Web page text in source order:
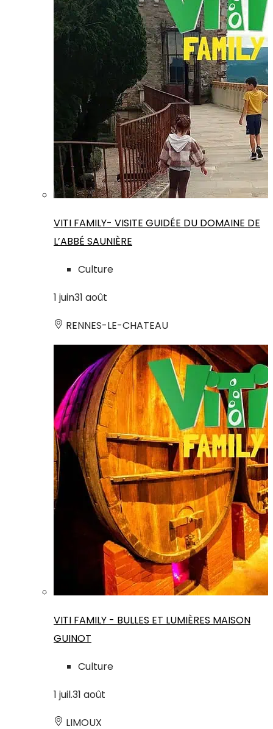
VITI FAMILY- VISITE GUIDÉE DU DOMAINE DE
L’ABBÉ SAUNIÈRE
Culture
1 juin31 août
RENNES-LE-CHATEAU
VITI FAMILY - BULLES ET LUMIÈRES MAISON
GUINOT
Culture
1 juil.31 août
LIMOUX